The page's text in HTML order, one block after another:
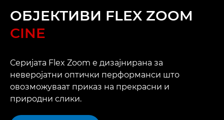
ОБЈЕКТИВИ FLEX ZOOM
CINE
Серијата Flex Zoom е дизајнирана за
неверојатни оптички перформанси што
овозможуваат приказ на прекрасни и
природни слики.